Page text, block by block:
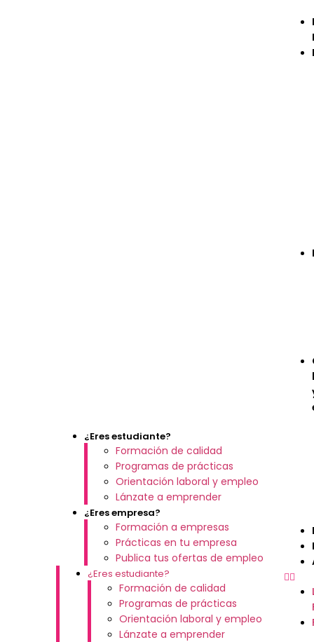
¿Eres estudiante?
Formación de calidad
Programas de prácticas
Orientación laboral y empleo
Lánzate a emprender
¿Eres empresa?
Formación a empresas
Prácticas en tu empresa
Publica tus ofertas de empleo
¿Eres estudiante?
Formación de calidad
Programas de prácticas
Orientación laboral y empleo
Lánzate a emprender